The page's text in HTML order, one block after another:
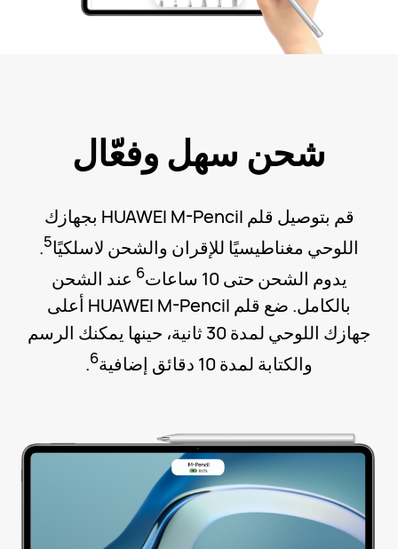
شحن سهل وفعّال
قم بتوصيل قلم HUAWEI M-Pencil بجهازك
اللوحي مغناطيسيًا للإقران والشحن لاسلكيًا5
.
يدوم الشحن حتى 10 ساعات
6 عند الشحن
بالكامل. ضع قلم HUAWEI M-Pencil أعلى
جهازك اللوحي لمدة 30 ثانية، حينها يمكنك الرسم
والكتابة لمدة 10 دقائق إضافية
6
.